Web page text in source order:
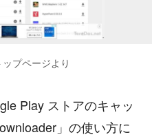
プページより
Play ストアのキャッ
」の使い方に